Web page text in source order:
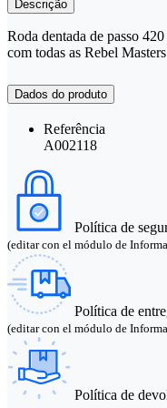
Descrição
Roda dentada de passo
com todas as Rebel
Dados do produto
Referência
A002118
Política de
(editar con el módulo de
Política de
(editar con el módulo de
Política de